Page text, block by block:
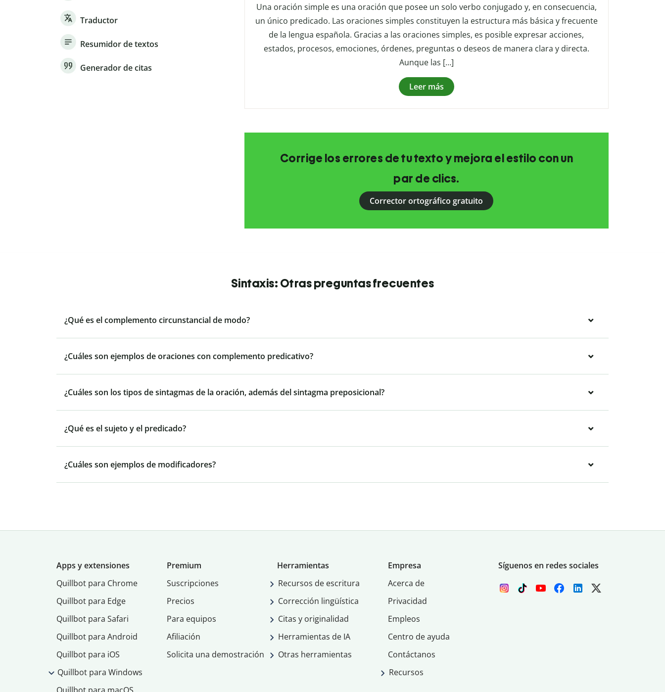
Traductor
Resumidor de textos
Generador de citas
Una oración simple es una oración que posee un solo verbo conjugado y, en consecuencia,
un único predicado. Las oraciones simples constituyen la estructura más básica y frecuente
de la lengua española. Gracias a las oraciones simples, es posible expresar acciones,
estados, procesos, emociones, órdenes, preguntas o deseos de manera clara y directa.
Aunque las […]
Leer más
Corrige los errores de tu texto y mejora el estilo con un
par de clics.
Corrector ortográfico gratuito
Sintaxis: Otras preguntas frecuentes
¿Qué es el complemento circunstancial de modo?
¿Cuáles son ejemplos de oraciones con complemento predicativo?
¿Cuáles son los tipos de sintagmas de la oración, además del sintagma preposicional?
¿Qué es el sujeto y el predicado?
¿Cuáles son ejemplos de modificadores?
Apps y extensiones
Quillbot para Chrome
Quillbot para Edge
Quillbot para Safari
Quillbot para Android
Quillbot para iOS
Quillbot para Windows
Premium
Suscripciones
Precios
Para equipos
Afiliación
Solicita una demostración
Herramientas
Recursos de escritura
Corrección lingüística
Citas y originalidad
Herramientas de IA
Otras herramientas
Empresa
Acerca de
Privacidad
Empleos
Centro de ayuda
Contáctanos
Recursos
Síguenos en redes sociales